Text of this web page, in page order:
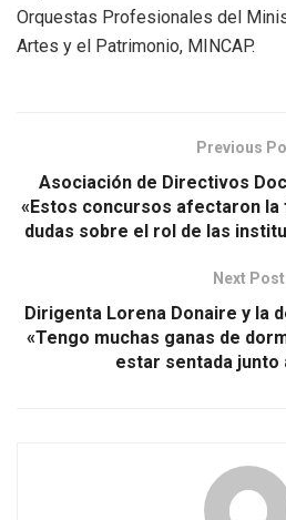
Orquestas Profesionales del
Artes y el Patrimonio, MINCAP.
Previous
Asociación de Directivos
«Estos concursos afectaron la
dudas sobre el rol de las
Next Post
Dirigenta Lorena Donaire y la
«Tengo muchas ganas de
estar sentada junto